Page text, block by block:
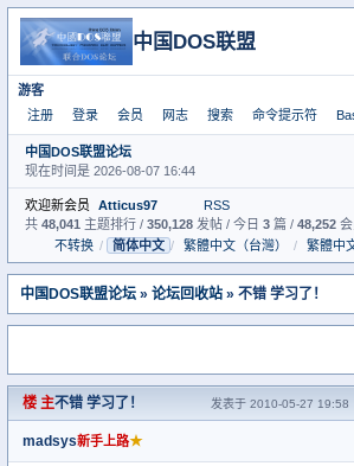
中国DOS联盟
游客
注册
登录 会员 网志 搜索 命令提示符
中国DOS联盟论坛
现在时间是 2026-08-07 16:44
欢迎新会员 Atticus97
RSS
共 48,041 主题排行 / 350,128 发帖 / 今日 3 篇 / 48,252
不转换 / 简体中文 / 繁體中文（台灣） / 繁體中
中国DOS联盟论坛 » 论坛回收站 » 不错 学习了！
楼 主不错 学习了！ 发表于 2010-05-27 19:58
madsys新手上路★